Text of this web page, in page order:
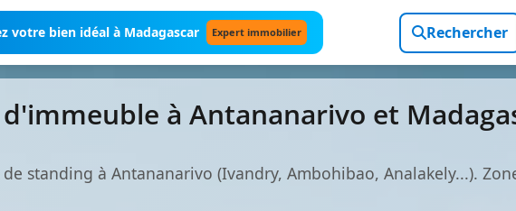
votre bien idéal à Madagascar Expert immobilier Rechercher
à Antananarivo et
standing à Antananarivo (Ivandry, Ambohibao, Analakely...).